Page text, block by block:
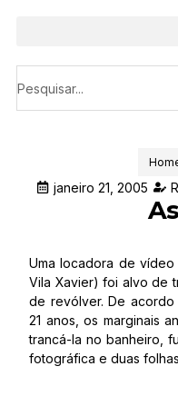
janeiro 21, 2005
Uma locadora de vídeo
Vila Xavier) foi alvo de
de revólver. De
21 anos, os marginais
trancá-la no banheiro,
fotográfica e duas